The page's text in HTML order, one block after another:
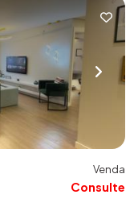
Venda
Consulte